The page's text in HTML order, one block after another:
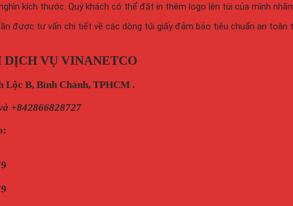
kích thước. Quýkhách có thể đặt in thêm logo lên túi của mình
được tư vấn chi tiết về các dòng túi giấy đảm bảo tiêu chuẩn an
VỤ VINANETCO
Lộc B, Bình Chánh, TPHCM .
+842866828727